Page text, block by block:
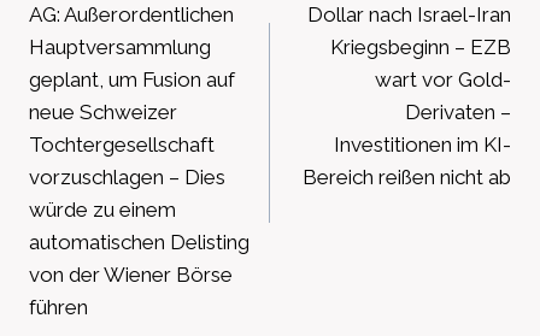
AG: Außerordentlichen
Hauptversammlung
geplant, um Fusion auf
neue Schweizer
Tochtergesellschaft
vorzuschlagen – Dies
würde zu einem
automatischen Delisting
von der Wiener Börse
führen
Dollar nach Israel-Iran
Kriegsbeginn – EZB
wart vor Gold-
Derivaten –
Investitionen im KI-
Bereich reißen nicht ab